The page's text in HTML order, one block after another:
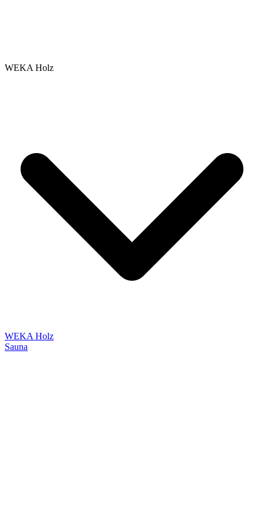
WEKA Holz
WEKA Holz
Sauna